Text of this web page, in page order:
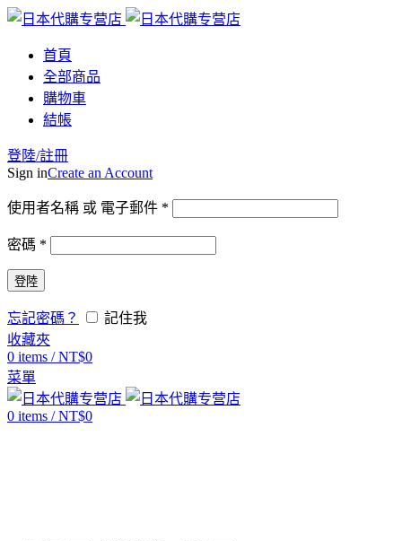
首頁
全部商品
購物車
結帳
登陸/註冊
Sign inCreate an Account
使用者名稱 或 電子郵件 *
密碼 *
登陸
忘記密碼？
記住我
收藏夾
0 items / NT$0
菜單
0 items / NT$0